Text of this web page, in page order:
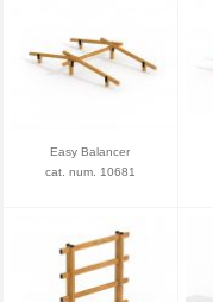
Easy Balancer
cat. num. 10681